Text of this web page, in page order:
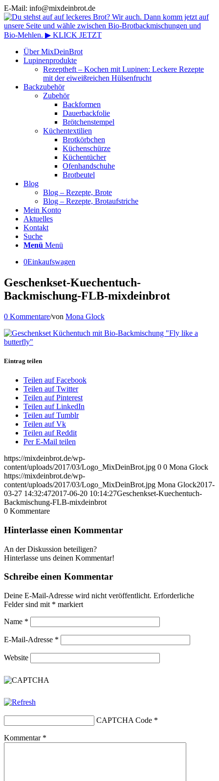
E-Mail: info@mixdeinbrot.de
Über MixDeinBrot
Lupinenprodukte
Rezeptheft – Kochen mit Lupinen: Leckere Rezepte
mit der eiweißreichen Hülsenfrucht
Backzubehör
Zubehör
Backformen
Dauerbackfolie
Brötchenstempel
Küchentextilien
Brotkörbchen
Küchenschürze
Küchentücher
Ofenhandschuhe
Brotbeutel
Blog
Blog – Rezepte, Brote
Blog – Rezepte, Brotaufstriche
Mein Konto
Aktuelles
Kontakt
Suche
Menü Menü
0Einkaufswagen
Geschenkset-Kuechentuch-
Backmischung-FLB-mixdeinbrot
0 Kommentare/von Mona Glock
Eintrag teilen
Teilen auf Facebook
Teilen auf Twitter
Teilen auf Pinterest
Teilen auf LinkedIn
Teilen auf Tumblr
Teilen auf Vk
Teilen auf Reddit
Per E-Mail teilen
https://mixdeinbrot.de/wp-
content/uploads/2017/03/Logo_MixDeinBrot.jpg 0 0 Mona Glock
https://mixdeinbrot.de/wp-
content/uploads/2017/03/Logo_MixDeinBrot.jpg Mona Glock2017-
03-27 14:32:472017-06-20 10:14:27Geschenkset-Kuechentuch-
Backmischung-FLB-mixdeinbrot
0 Kommentare
Hinterlasse einen Kommentar
An der Diskussion beteiligen?
Hinterlasse uns deinen Kommentar!
Schreibe einen Kommentar
Deine E-Mail-Adresse wird nicht veröffentlicht. Erforderliche
Felder sind mit * markiert
Name *
E-Mail-Adresse *
Website
CAPTCHA Code *
Kommentar *